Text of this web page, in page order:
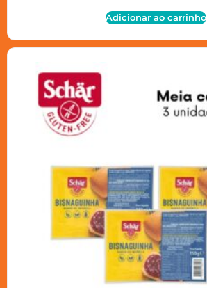
Adicionar ao carrinho